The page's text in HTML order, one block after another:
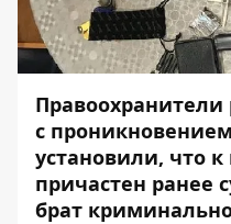
Правоохранители
с
установили, что
причастен ранее
брат